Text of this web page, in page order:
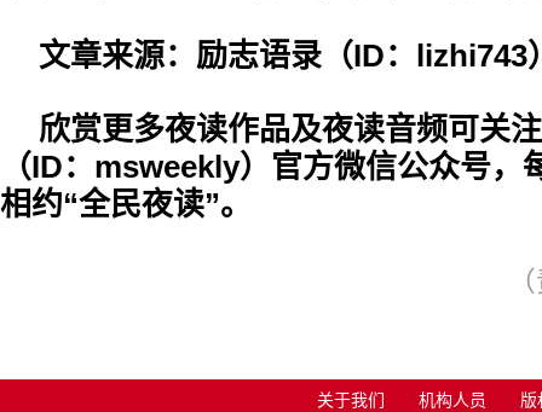
文章来源：励志语录（ID：lizhi743
欣赏更多夜读作品及夜读音频可关
（ID：msweekly）官方微信公众号，
相约“全民夜读”。
关于我们 机构人员 版